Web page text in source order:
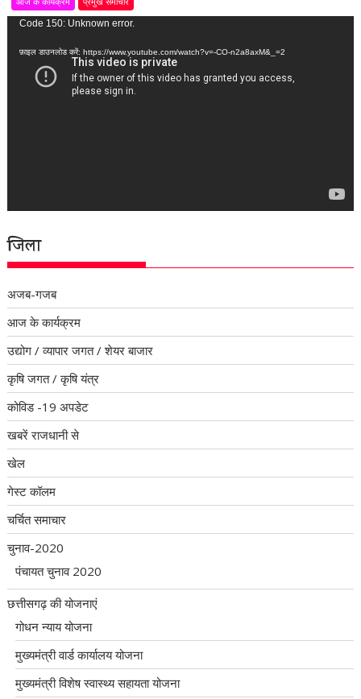
वीडियो
Code 150: Unknown error.
फ़ाइल डाउनलोड करें: https://www.youtube.com/watch?v=-CO-n2a8axM&_=2
जिला
अजब-गजब
आज के कार्यक्रम
उद्योग / व्यापार जगत / शेयर बाजार
कृषि जगत / कृषि यंत्र
कोविड -19 अपडेट
खबरें राजधानी से
खेल
गेस्ट कॉलम
चर्चित समाचार
चुनाव-2020
पंचायत चुनाव 2020
छत्तीसगढ़ की योजनाएं
गोधन न्याय योजना
मुख्यमंत्री वार्ड कार्यालय योजना
मुख्यमंत्री विशेष स्वास्थ्य सहायता योजना